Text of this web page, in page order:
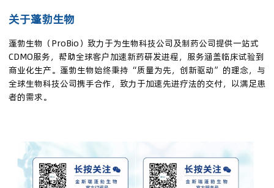
关于蓬勃生物
蓬勃生物（ProBio）致力于为生物科技公司及制药公司提供一站式
CDMO服务，帮助全球客户加速新药研发进程，服务涵盖临床试验到
商业化生产。蓬勃生物始终秉持“质量为先，创新驱动”的理念，与
全球生物科技公司携手合作，致力于加速先进疗法的交付，以满足患
者的需求。